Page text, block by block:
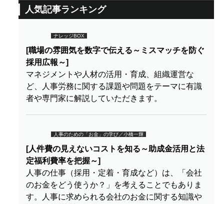
人気記事ランキング
ナレッジBOX
[職場の雰囲気を数字で伝える～ミスマッチを防ぐ
採用広報～]
マネジメントや人材の活用・育成、組織運営な
ど、人事労務に関する課題や問題をテーマに有識
者や専門家に解説していただきます。
人事のための「お金」の学び／小橋一輝
[人件費の見えないコストを知る～助成金活用と法
定福利費率を把握～]
人事の仕事（採用・定着・育成など）は、「会社
のお金をどう使うか？」を考えることでもありま
す。人事に求められる会社のお金に関する知識や